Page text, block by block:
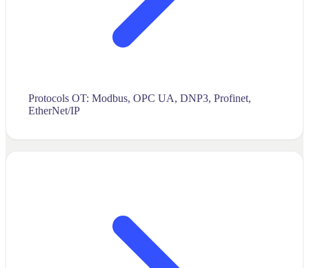
Protocols OT: Modbus, OPC UA, DNP3, Profinet,
EtherNet/IP